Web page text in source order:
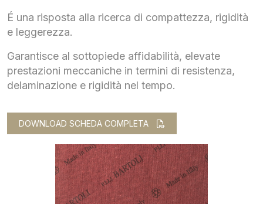
É una risposta alla ricerca di compattezza, rigidità
e leggerezza.
Garantisce al sottopiede affidabilità, elevate
prestazioni meccaniche in termini di resistenza,
delaminazione e rigidità nel tempo.
DOWNLOAD SCHEDA COMPLETA